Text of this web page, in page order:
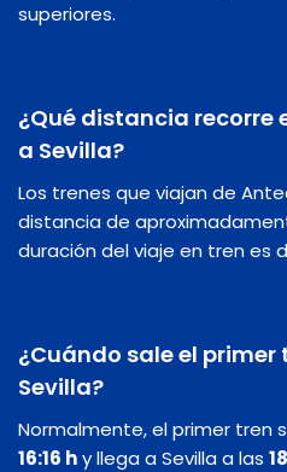
superiores.
¿Qué distancia recorre
a Sevilla?
Los trenes que viajan de
distancia de
duración del viaje en tren es
¿Cuándo sale el
Sevilla?
Normalmente, el primer tren
16:16 hy llega a Sevilla a las